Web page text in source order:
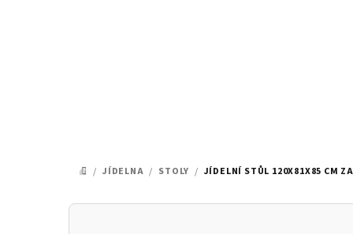
DOMŮ
/ JÍDELNA / STOLY / JÍDELNÍ STŮL 120X81X85 CM
P